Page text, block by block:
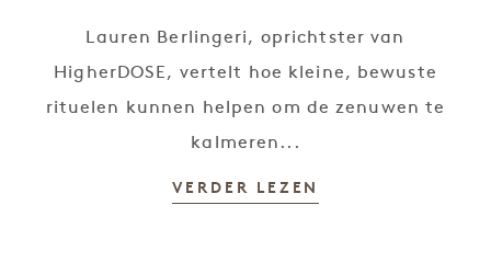
Lauren Berlingeri, oprichtster van
HigherDOSE, vertelt hoe kleine, bewuste
rituelen kunnen helpen om de zenuwen te
kalmeren...
VERDER LEZEN